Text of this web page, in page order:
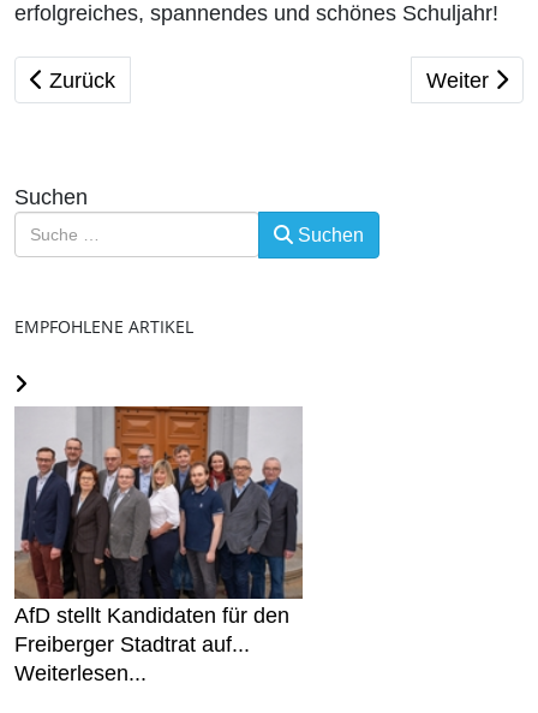
erfolgreiches, spannendes und schönes Schuljahr!
Vorheriger Beitrag: 3. August 1961 - Mauerbau
Zurück Nächster
Weiter
Suchen
Suchen
EMPFOHLENE ARTIKEL
AfD stellt Kandidaten für den
Freiberger Stadtrat auf...
Weiterlesen...